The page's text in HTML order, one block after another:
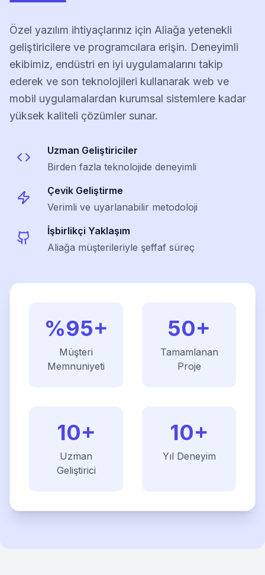
Özel yazılım ihtiyaçlarınız için Aliağa yetenekli
geliştiricilere ve programcılara erişin. Deneyimli
ekibimiz, endüstri en iyi uygulamalarını takip
ederek ve son teknolojileri kullanarak web ve
mobil uygulamalardan kurumsal sistemlere kadar
yüksek kaliteli çözümler sunar.
Uzman Geliştiriciler
Birden fazla teknolojide deneyimli
Çevik Geliştirme
Verimli ve uyarlanabilir metodoloji
İşbirlikçi Yaklaşım
Aliağa müşterileriyle şeffaf süreç
%95+
Müşteri
Memnuniyeti
50+
Tamamlanan
Proje
10+
Uzman
Geliştirici
10+
Yıl Deneyim